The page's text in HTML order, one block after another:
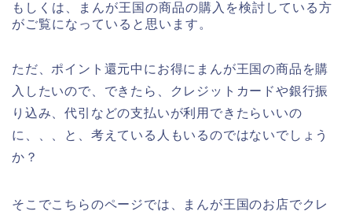
もしくは、まんが王国の商品の購入を検討している方
がご覧になっていると思います。
ただ、ポイント還元中にお得にまんが王国の商品を購
入したいので、できたら、クレジットカードや銀行振
り込み、代引などの支払いが利用できたらいいの
に、、、と、考えている人もいるのではないでしょう
か？
そこでこちらのページでは、まんが王国のお店でクレ